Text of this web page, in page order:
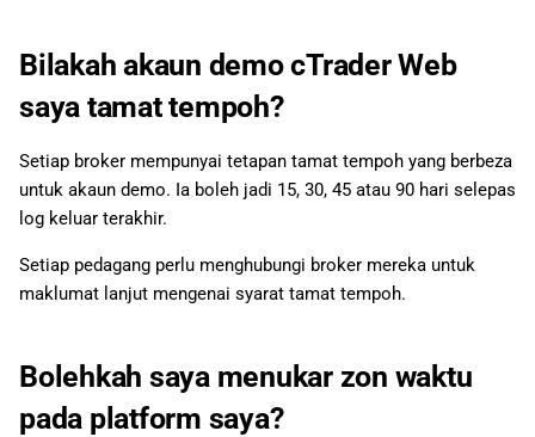
Apakah yang berlaku kepada
saya log keluar daripada
cTrader Web?
akaun langsung?
robot dagangan dalam
cTrader Web?
Bilakah akaun demo cTrader Web
saya tamat tempoh?
Setiap broker mempunyai tetapan tamat tempoh yang berbeza
untuk akaun demo. Ia boleh jadi 15, 30, 45 atau 90 hari selepas
log keluar terakhir.
Setiap pedagang perlu menghubungi broker mereka untuk
maklumat lanjut mengenai syarat tamat tempoh.
Bolehkah saya menukar zon waktu
pada platform saya?